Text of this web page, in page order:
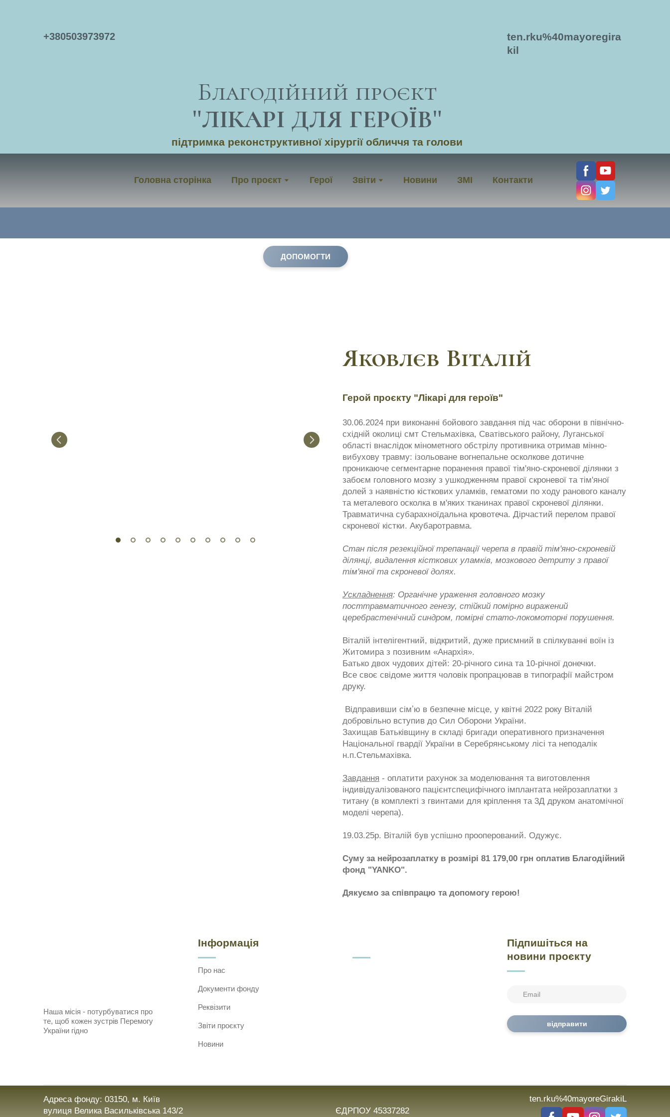
+380503973972
Благодійний проєкт
"ЛІКАРІ ДЛЯ ГЕРОЇВ"
підтримка реконструктивної хірургії обличчя та голови
ten.rku%40mayoregira
kil
Головна сторінка Про проєкт Герої Звіти Новини ЗМІ Контакти
ДОПОМОГТИ
Яковлєв Віталій
Герой проєкту "Лікарі для героїв"
30.06.2024 при виконанні бойового завдання під час оборони в північно-
східній околиці смт Стельмахівка, Сватівського району, Луганської
області внаслідок мінометного обстрілу противника отримав мінно-
вибухову травму: ізольоване вогнепальне осколкове дотичне
проникаюче сегментарне поранення правої тім'яно-скроневої ділянки з
забоєм головного мозку з ушкодженням правої скроневої та тім'яної
долей з наявністю кісткових уламків, гематоми по ходу ранового каналу
та металевого осколка в м'яких тканинах правої скроневої ділянки.
Травматична субарахноїдальна кровотеча. Дірчастий перелом правої
скроневої кістки. Акубаротравма.
Стан після резекційної трепанації черепа в правій тім'яно-скроневій
ділянці, видалення кісткових уламків, мозкового детриту з правої
тім'яної та скроневої долях.
Ускладнення: Органічне ураження головного мозку
посттравматичного генезу, стійкий помірно виражений
церебрастенічний синдром, помірні стато-локомоторні порушення.
Віталій інтелігентний, відкритий, дуже приємний в спілкуванні воїн із
Житомира з позивним «Анархія».
Батько двох чудових дітей: 20-річного сина та 10-річної донечки.
Все своє свідоме життя чоловік пропрацював в типографії майстром
друку.
Відправивши сімʼю в безпечне місце, у квітні 2022 року Віталій
добровільно вступив до Сил Оборони України.
Захищав Батьківщину в складі бригади оперативного призначення
Національної гвардії України в Серебрянському лісі та неподалік
н.п.Стельмахівка.
Завдання - оплатити рахунок за моделювання та виготовлення
індивідуалізованого пацієнтспецифічного імплантата нейрозаплатки з
титану (в комплекті з гвинтами для кріплення та 3Д друком анатомічної
моделі черепа).
19.03.25р. Віталій був успішно прооперований. Одужує.
Суму за нейрозаплатку в розмірі 81 179,00 грн оплатив Благодійний
фонд "YANKO".
Дякуємо за співпрацю та допомогу герою!
Наша місія - потурбуватися про
те, щоб кожен зустрів Перемогу
України гідно
Інформація
Про нас
Документи фонду
Реквізити
Звіти проєкту
Новини
Підпишіться на
новини проєкту
відправити
Адреса фонду: 03150, м. Київ
вулиця Велика Васильківська 143/2
ЄДРПОУ 45337282
ten.rku%40mayoreGirakiL